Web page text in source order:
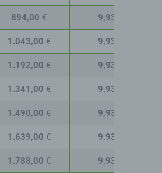
894,00 € 9,93
1.043,00 € 9,93
1.192,00 € 9,93
1.341,00 € 9,93
1.490,00 € 9,93
1.639,00 € 9,93
1.788,00 € 9,93